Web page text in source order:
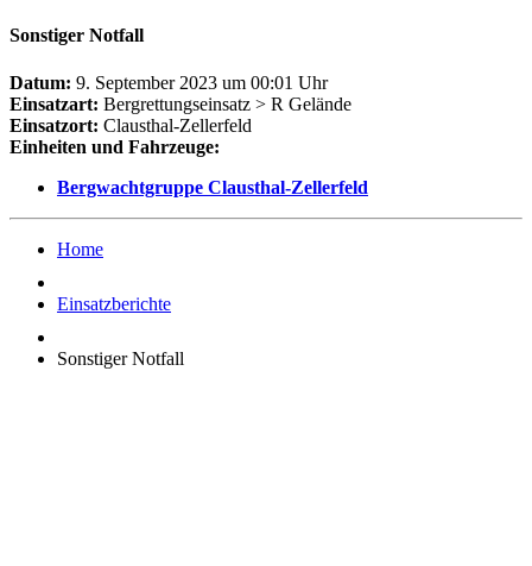
Sonstiger Notfall
Datum: 9. September 2023 um 00:01 Uhr
Einsatzart: Bergrettungseinsatz > R Gelände
Einsatzort: Clausthal-Zellerfeld
Einheiten und Fahrzeuge:
Bergwachtgruppe Clausthal-Zellerfeld
Home
Einsatzberichte
Sonstiger Notfall